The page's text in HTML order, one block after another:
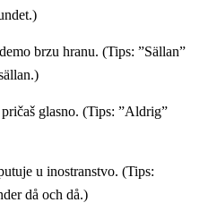
brzu hranu. (Tips: ”Sällan”
glasno. (Tips: ”Aldrig”
u inostranstvo. (Tips:
då och då.)